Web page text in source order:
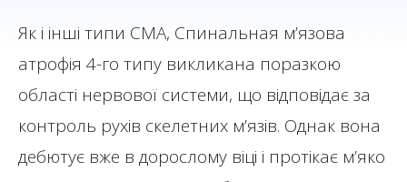
Як і інші типи СМА, Спинальная м’язова
атрофія 4-го типу викликана поразкою
області нервової системи, що відповідає за
контроль рухів скелетних м’язів. Однак вона
дебютує вже в дорослому віці і протікає м’яко